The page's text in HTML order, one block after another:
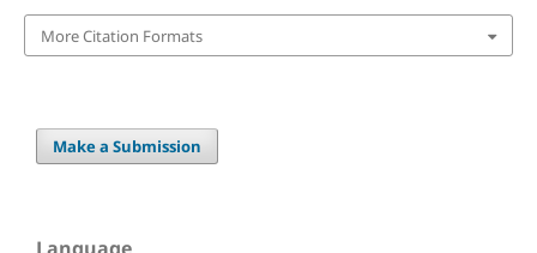
More Citation Formats
Make a Submission